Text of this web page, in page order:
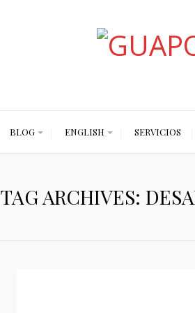
BLOG ENGLISH SERVICIOS
TAG ARCHIVES: